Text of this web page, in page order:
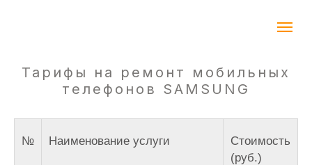
Тарифы на ремонт мобильных
телефонов SAMSUNG
№ Наименование услуги
Стоимость
(руб.)